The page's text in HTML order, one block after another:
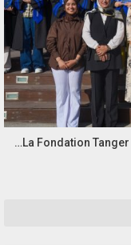
La Fondation